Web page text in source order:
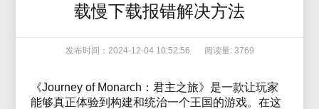
载慢下载报错解决方法
发布时间：2024-12-04 10:52:56 阅读量: 3769
《Journey of Monarch：君主之旅》是一款让玩家
能够真正体验到构建和统治一个王国的游戏。在这